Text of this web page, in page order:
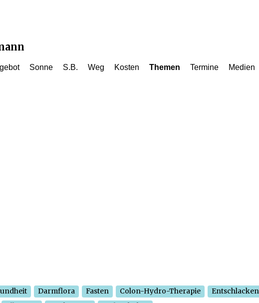
Sonne S.B. Weg Kosten Themen Termine Medien
Darmflora Fasten Colon-Hydro-Therapie Entschlacken